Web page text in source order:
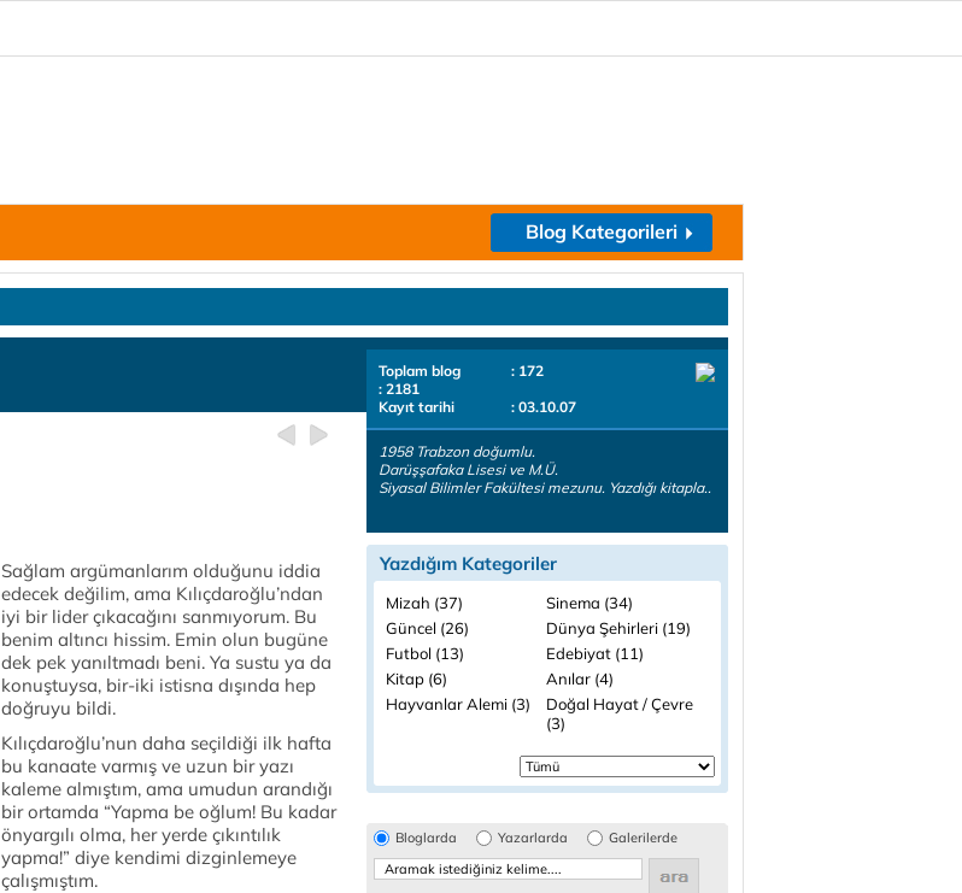
Blog Kategorileri
Sağlam argümanlarım olduğunu iddia
edecek değilim, ama Kılıçdaroğlu’ndan
iyi bir lider çıkacağını sanmıyorum. Bu
benim altıncı hissim. Emin olun bugüne
dek pek yanıltmadı beni. Ya sustu ya da
konuştuysa, bir-iki istisna dışında hep
doğruyu bildi.
Kılıçdaroğlu’nun daha seçildiği ilk hafta
bu kanaate varmış ve uzun bir yazı
kaleme almıştım, ama umudun arandığı
bir ortamda “Yapma be oğlum! Bu kadar
önyargılı olma, her yerde çıkıntılık
yapma!” diye kendimi dizginlemeye
çalışmıştım.
Toplam blog
: 172
: 2181
Kayıt tarihi
: 03.10.07
1958 Trabzon doğumlu.
Darüşşafaka Lisesi ve M.Ü.
Siyasal Bilimler Fakültesi mezunu. Yazdığı kitapla..
Yazdığım Kategoriler
Mizah (37)
Sinema (34)
Güncel (26)
Dünya Şehirleri (19)
Futbol (13)
Edebiyat (11)
Kitap (6)
Anılar (4)
Hayvanlar Alemi (3)
Doğal Hayat / Çevre
(3)
Bloglarda Yazarlarda Galerilerde